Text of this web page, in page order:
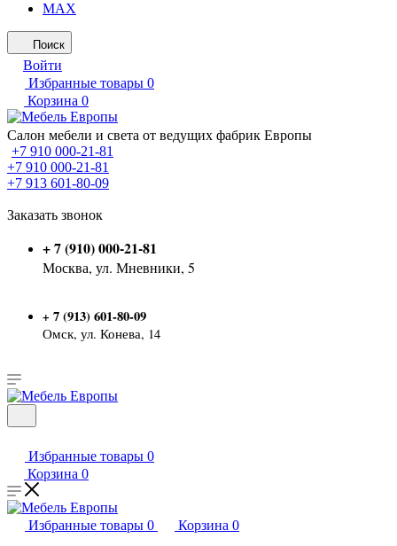
MAX
Поиск
Войти
Избранные товары 0
Корзина 0
Салон мебели и света от ведущих фабрик Европы
+7 910 000-21-81
+7 910 000-21-81
+7 913 601-80-09
Заказать звонок
+ 7 (910) 000-21-81
Москва, ул. Мневники, 5
+ 7 (913) 601-80-09
Омск, ул. Конева, 14
Избранные товары 0
Корзина 0
Избранные товары 0 Корзина 0